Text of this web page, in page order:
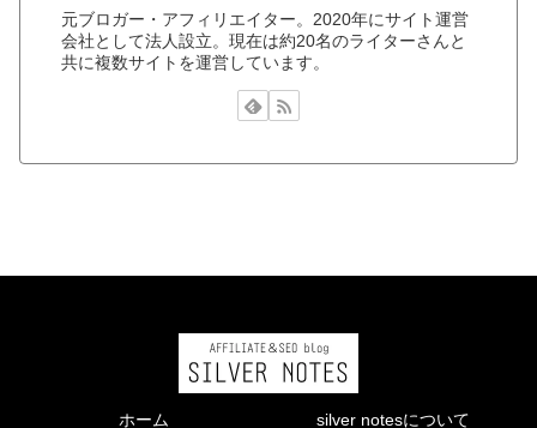
元ブロガー・アフィリエイター。2020年にサイト運営
会社として法人設立。現在は約20名のライターさんと
共に複数サイトを運営しています。
ホーム silver notesについて